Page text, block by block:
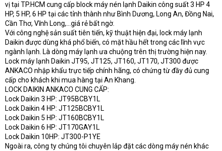
vị tại TP.HCM cung cấp block máy nén lạnh Daikin công suất 3 HP 4
HP, 5 HP, 6 HP tại các tỉnh thành như Bình Dương, Long An, Đồng Nai,
Cần Thơ, Vĩnh Long,…giá rẻ bất ngờ.
Với công nghệ sản suất tiên tiến, kỹ thuật hiện đại, lock máy lạnh
Daikin được dùng khá phổ biến, có mặt hầu hết trong các lĩnh vực
ngành lạnh. Là dòng máy lạnh ưa chuộng trên thị trường hiện nay.
Lock máy lạnh Daikin JT95, JT125, JT160, JT170, JT300 được
ANKACO nhập khẩu trực tiếp chính hãng, có chứng từ đầy đủ cung
cấp cho khách khi mua hàng tại An Khang.
LOCK DAIKIN ANKACO CUNG CẤP:
Lock Daikin 3 HP: JT95BCBY1L
Lock Daikin 4 HP: JT125BCBY1L
Lock Daikin 5 HP: JT160BCBY1L
Lock Daikin 6 HP: JT170GAY1L
Lock Daikin 10HP: JT300-P1YE
Ngoài ra, công ty chúng tôi chuyên lắp đặt các dòng máy nén khác